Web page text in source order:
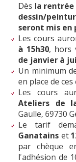
Dès la rentrée
dessin/
seront mis en
Les cours
à 15h30, hors
de janvier à
Un minimum
en place de ces
Les cours
Ateliers de
Gaulle, 69730
Le tarif
Ganatains et
par chèque
l'adhésion de